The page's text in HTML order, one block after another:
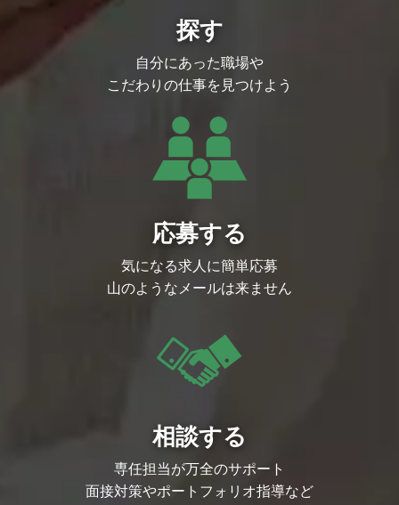
探す
自分にあった職場や
こだわりの仕事を見つけよう
応募する
気になる求人に簡単応募
山のようなメールは来ません
相談する
専任担当が万全のサポート
面接対策やポートフォリオ指導など